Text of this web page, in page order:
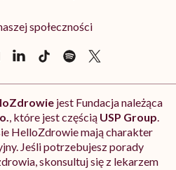
społeczności
jest Fundacja należąca
, które jest częścią USP Group.
HelloZdrowie mają charakter
Jeśli potrzebujesz porady
skonsultuj się z lekarzem